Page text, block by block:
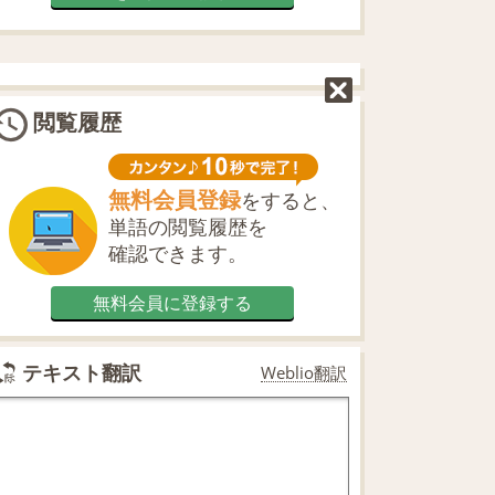
閲覧履歴
無料会員登録をすると、
単語の閲覧履歴を
確認できます。
無料会員に登録する
テキスト翻訳 Weblio翻訳